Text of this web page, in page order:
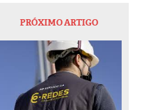
PRÓXIMO ARTIGO